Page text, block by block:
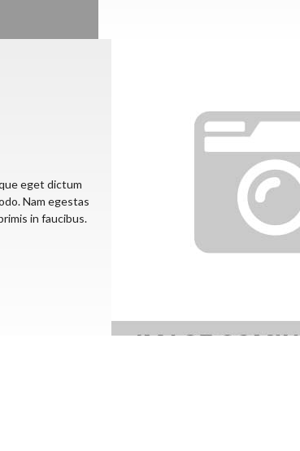
eget dictum
Nam egestas
in faucibus.